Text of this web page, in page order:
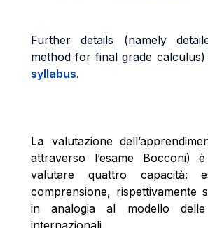
Further details (namely
method for final grade
syllabus.
La valutazione
attraverso l’esame Bocconi)
valutare quattro capacità:
comprensione, rispettivamente
in analogia al modello delle
internazionali.